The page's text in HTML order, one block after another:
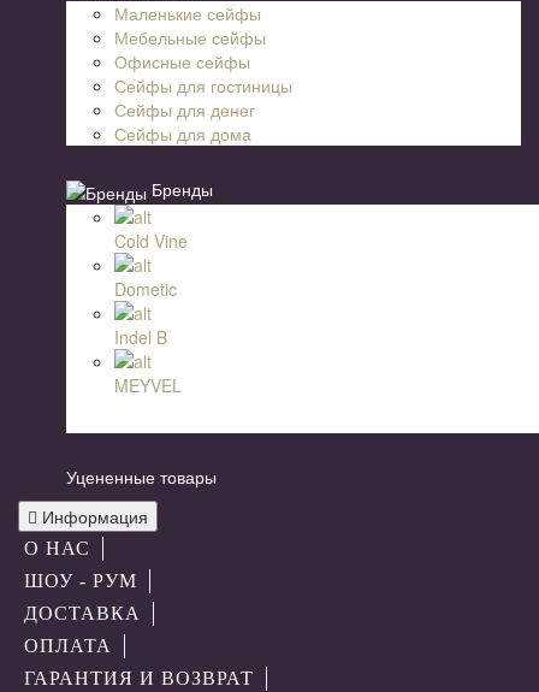
Маленькие сейфы
Мебельные сейфы
Офисные сейфы
Сейфы для гостиницы
Сейфы для денег
Сейфы для дома
Бренды
Cold Vine
Dometic
Indel B
MEYVEL
Уцененные товары
Информация
О НАС
ШОУ - РУМ
ДОСТАВКА
ОПЛАТА
ГАРАНТИЯ И ВОЗВРАТ